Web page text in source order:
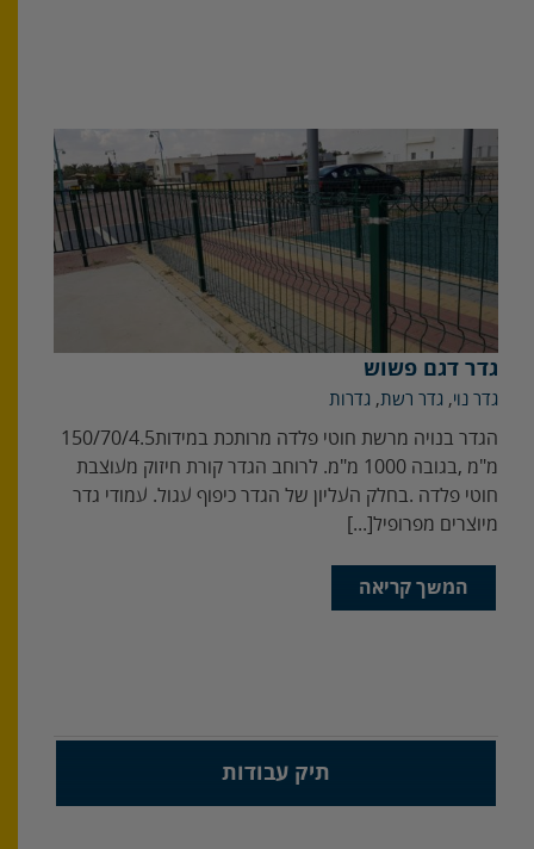
גדר דגם פשוש
גדר נוי, גדר רשת, גדרות
הגדר‭ ‬בנויה‭ ‬מרשת‭ ‬חוטי‭ ‬פלדה‭ ‬מרותכת‭ ‬במידות‭ ‬150/70/4.5‭
‬חוטי‭ ‬פלדה‭. ‬בחלק‭ ‬העליון‭ ‬של‭ ‬הגדר‭ ‬כיפוף‭ ‬עגול‭.‬ עמודי גדר
מיוצרים‭ ‬מפרופיל‭ [...]
המשך קריאה
תיק עבודות